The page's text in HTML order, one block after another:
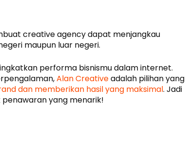
creative agency dapat menjangkau
maupun luar negeri.
performa bisnismu dalam internet.
Alan Creativeadalah pilihan yang
dan memberikan hasil yang maksimal. Jadi
penawaran yang menarik!